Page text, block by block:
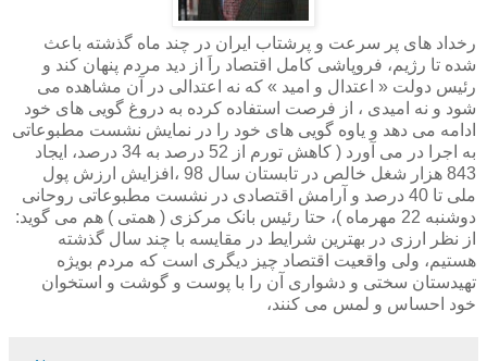
رخداد های پر سرعت و پرشتاب ایران در چند ماه گذشته باعث
شده تا رژیم، فروپاشی کامل اقتصاد راَ از دید مردم پنهان کند و
رئیس دولت « اعتدال و امید » که نه اعتدالی در آن مشاهده می
شود و نه امیدی ، از فرصت استفاده کرده به دروغ گویی های خود
ادامه می دهد و یاوه گویی های خود را در نمایش نشست مطبوعاتی
به اجرا در می آورد ( کاهش تورم از 52 درصد به 34 درصد، ایجاد
843 هزار شغل خالص در تابستان سال 98 ،افزایش ارزش پول
ملی تا 40 درصد و آرامش اقتصادی در نشست مطبوعاتی روحانی
دوشنبه 22 مهرماه )، حتا رئیس بانک مرکزی ( همتی ) هم می گوید:
از نظر ارزی در بهترین شرایط در مقایسه با چند سال گذشته
هستیم، ولی واقعیت اقتصاد چیز دیگری است که مردم بویژه
تهیدستان سختی و دشواری آن را با پوست و گوشت و استخوان
خود احساس و لمس می کنند،